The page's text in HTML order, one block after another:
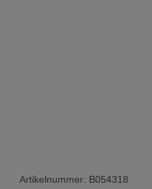
Artikelnummer: B054318